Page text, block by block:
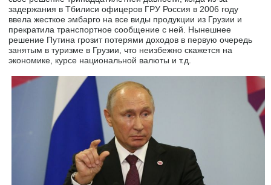
задержания в Тбилиси офицеров ГРУ Россия в 2006 году
ввела жесткое эмбарго на все виды продукции из Грузии и
прекратила транспортное сообщение с ней. Нынешнее
решение Путина грозит потерями доходов в первую очередь
занятым в туризме в Грузии, что неизбежно скажется на
экономике, курсе национальной валюты и т.д.